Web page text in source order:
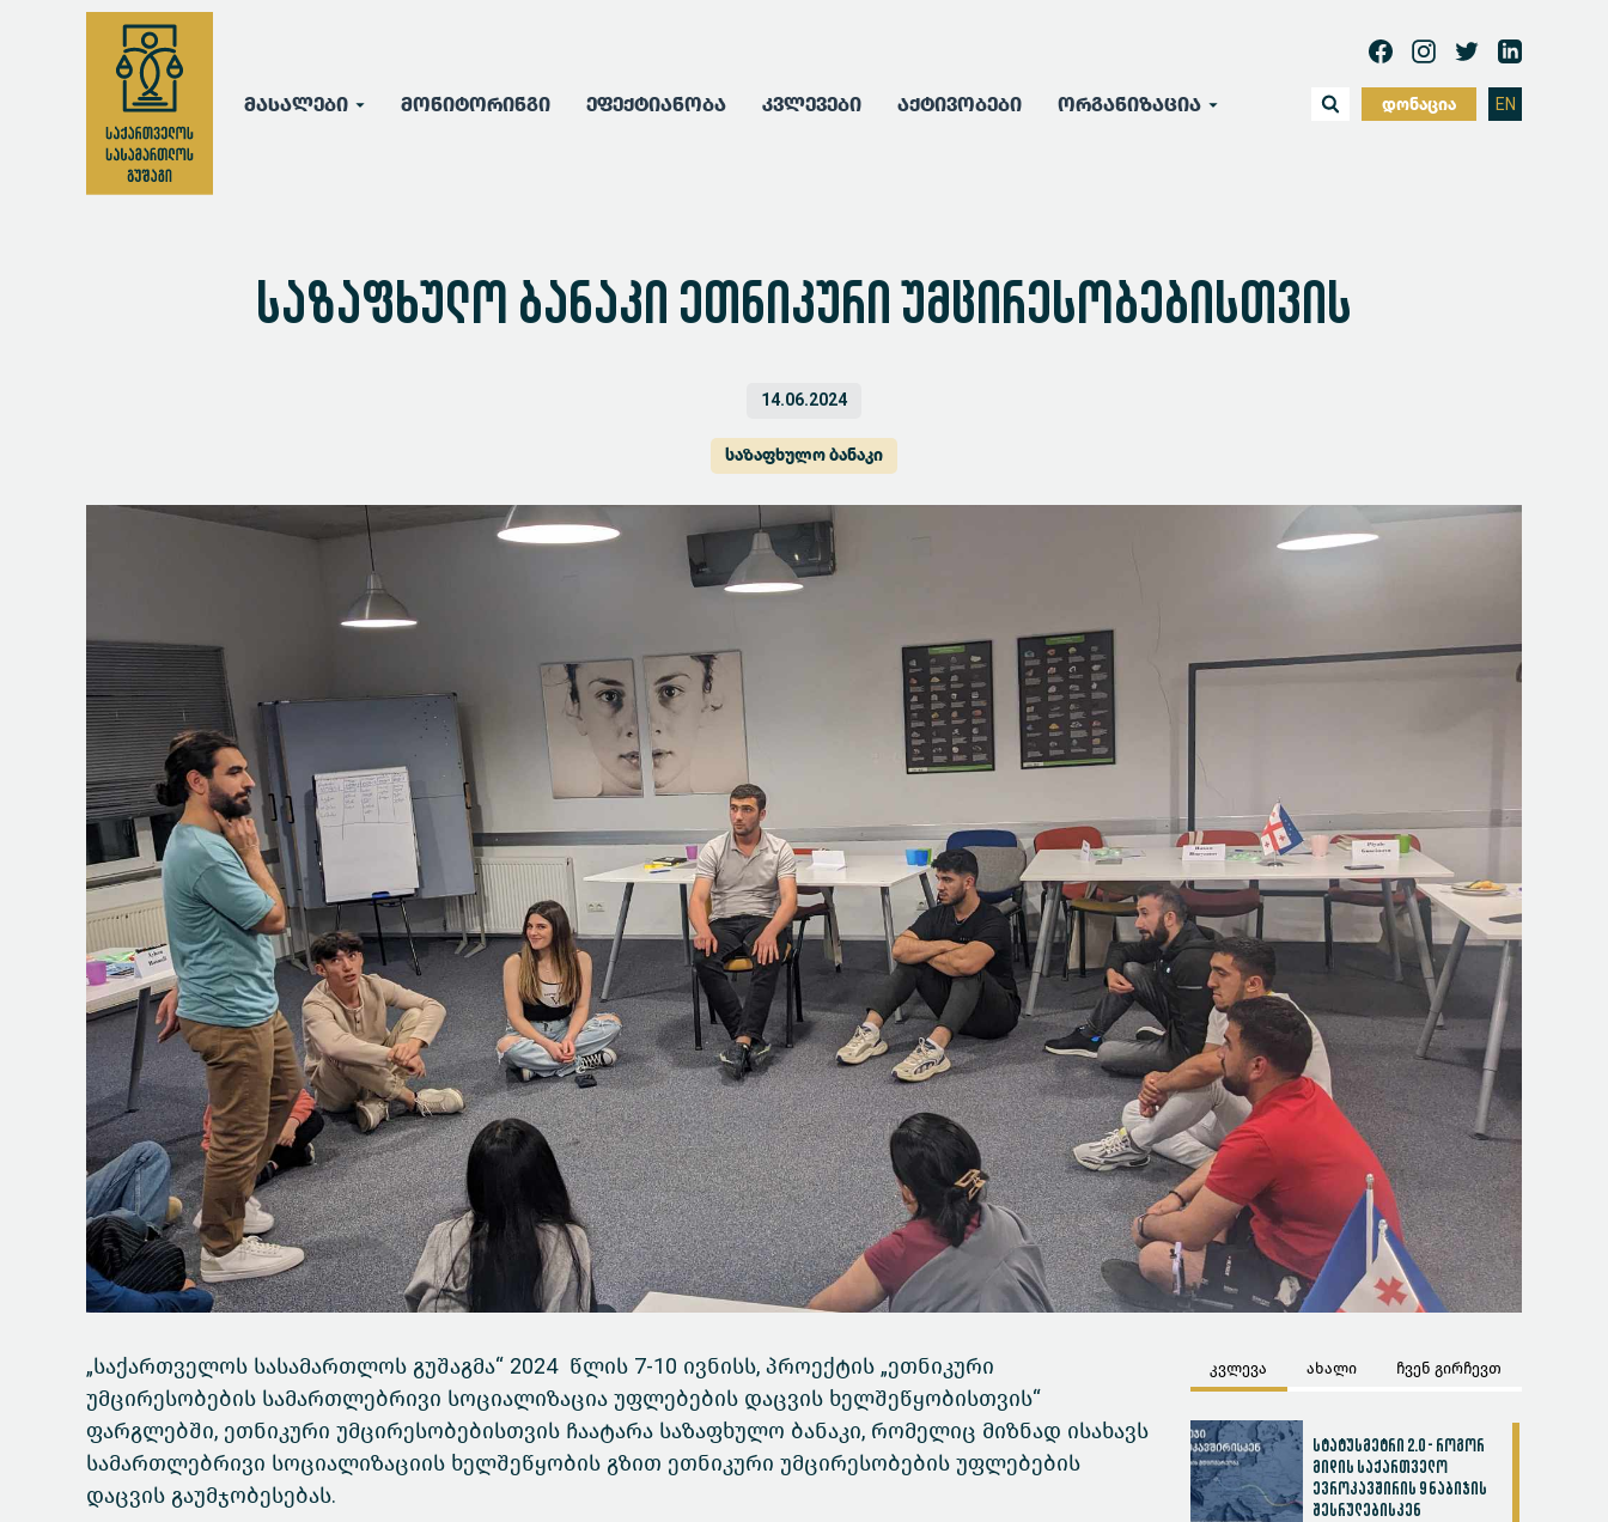
მასალები მონიტორინგი ეფექტიანობა კვლევები აქტივობები ორგანიზაცია დონაცია EN
საზაფხულო ბანაკი ეთნიკური უმცირესობებისთვის
14.06.2024
საზაფხულო ბანაკი
„საქართველოს სასამართლოს გუშაგმა“ 2024 წლის 7-10 ივნისს, პროექტის „ეთნიკური
უმცირესობების სამართლებრივი სოციალიზაცია უფლებების დაცვის ხელშეწყობისთვის“
ფარგლებში, ეთნიკური უმცირესობებისთვის ჩაატარა საზაფხულო ბანაკი, რომელიც მიზნად ისახავს
სამართლებრივი სოციალიზაციის ხელშეწყობის გზით ეთნიკური უმცირესობების უფლებების
დაცვის გაუმჯობესებას.
კვლევა ახალი ჩვენ გირჩევთ
სტატუსმეტრი 2.0 - როგორ
მიდის საქართველო
ევროკავშირის 9 ნაბიჯის
შესრულებისკენ